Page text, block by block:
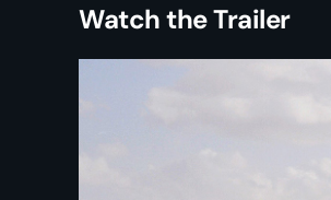
Watch the Trailer